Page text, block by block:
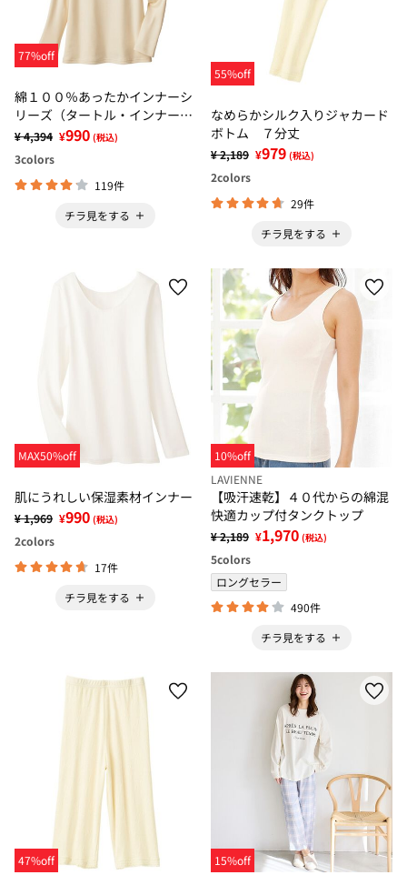
77%off
綿１００％あったかインナーシ
リーズ（タートル・インナー・
ボトム）
¥ 4,394 ¥990 (税込)
3colors
119件
チラ見をする
55%off
なめらかシルク入りジャカード
ボトム ７分丈
¥ 2,189 ¥979 (税込)
2colors
29件
チラ見をする
MAX50%off
肌にうれしい保湿素材インナー
¥ 1,969 ¥990 (税込)
2colors
17件
チラ見をする
10%off
LAVIENNE
【吸汗速乾】４０代からの綿混
快適カップ付タンクトップ
¥ 2,189 ¥1,970 (税込)
5colors
ロングセラー
490件
チラ見をする
47%off
15%off